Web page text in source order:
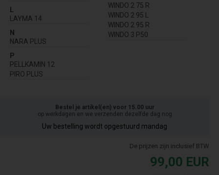
L
LAYMA 14
N
NARA PLUS
P
PELLKAMIN 12
PIRO PLUS
WINDO 2 75 R
WINDO 2 95 L
WINDO 2 95 R
WINDO 3 P50
Bestel je artikel(en) voor 15.00 uur
op werkdagen en we verzenden dezelfde dag nog
Uw bestelling wordt opgestuurd mandag
De prijzen zijn inclusief BTW
99,00 EUR